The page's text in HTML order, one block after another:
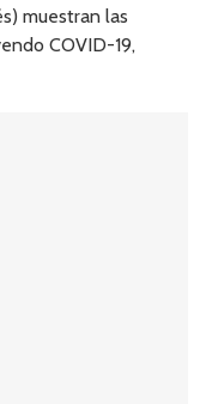
muestran las
COVID-19,